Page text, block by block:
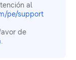
al
pe/support
de
.